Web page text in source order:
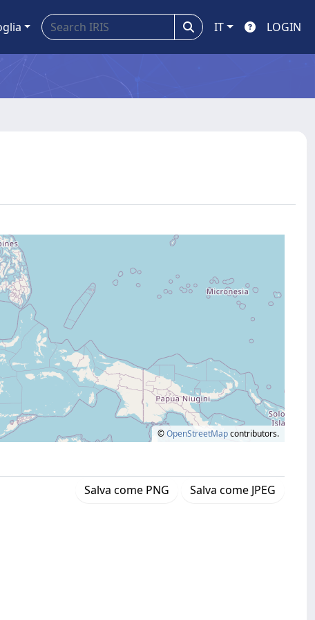
IT LOGIN
©OpenStreetMapcontributors.
Salva come PNG
Salva come JPEG